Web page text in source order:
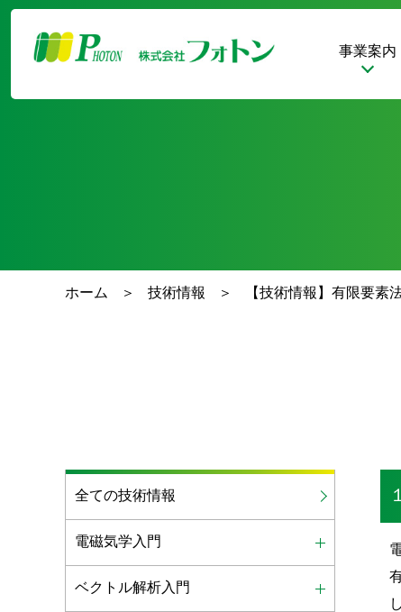
事業案内
ホーム 技術情報 【技術情報】有限要素
全ての技術情報
電磁気学入門
ベクトル解析入門